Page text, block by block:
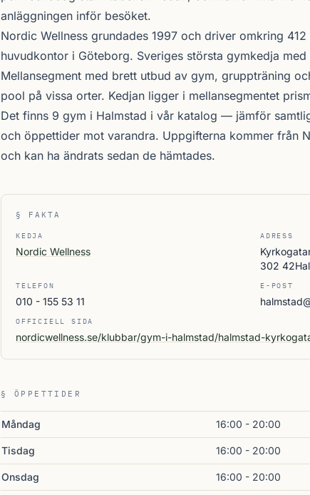
anläggningen inför besöket.
Nordic Wellness grundades 1997 och driver omkring
huvudkontor i Göteborg. Sveriges största gymkedja
Mellansegment med brett utbud av gym, gruppträning
pool på vissa orter. Kedjan ligger i mellansegmentet
Det finns 9 gym i Halmstad i vår katalog — jämför
och öppettider mot varandra. Uppgifterna kommer från
och kan ha ändrats sedan de hämtades.
§ FAKTA
KEDJA
Nordic Wellness
ADRESS
302
TELEFON
010 - 155 53 11
E-POST
OFFICIELL SIDA
nordicwellness.se/klubbar/gym-i-halmstad/halmstad-
§ ÖPPETTIDER
Måndag 16:00 - 20:00
Tisdag 16:00 - 20:00
Onsdag 16:00 - 20:00